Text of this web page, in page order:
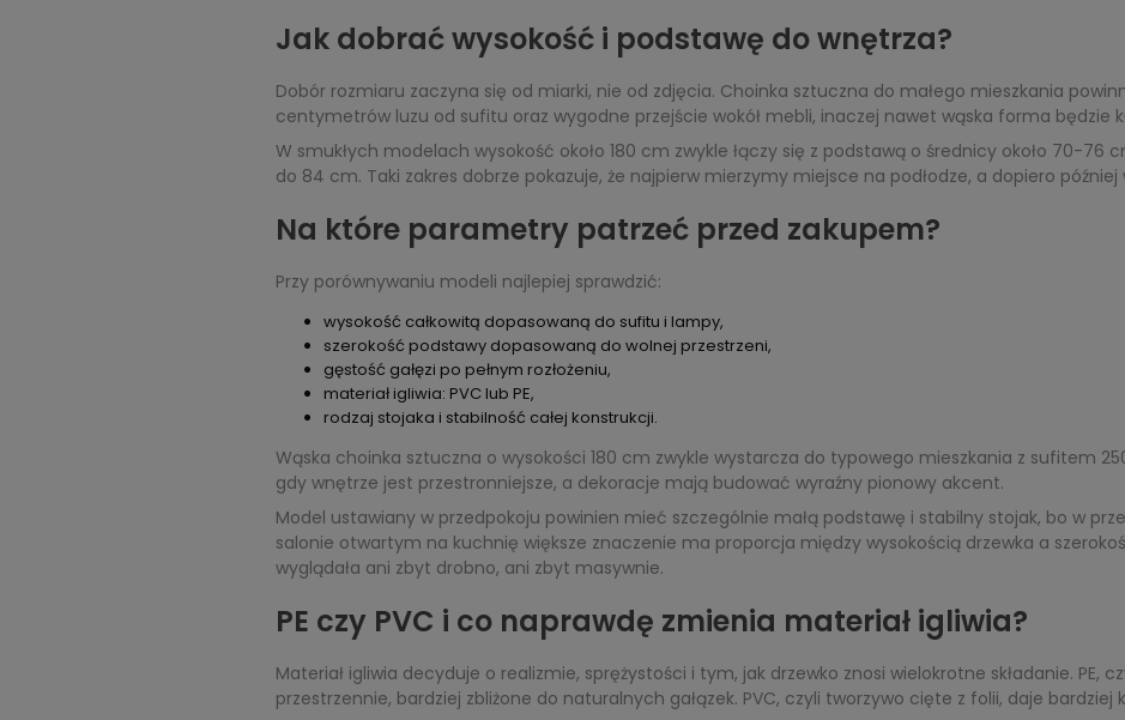
Jak dobrać wysokość i podstawę do wnętrza?
Dobór rozmiaru zaczyna się od miarki, nie od zdjęcia. Choinka sztuczna do małego mieszkania
centymetrów luzu od sufitu oraz wygodne przejście wokół mebli, inaczej nawet wąska forma będzie
W smukłych modelach wysokość około 180 cm zwykle łączy się z podstawą o średnicy około 70-76
do 84 cm. Taki zakres dobrze pokazuje, że najpierw mierzymy miejsce na podłodze, a dopiero
Na które parametry patrzeć przed zakupem?
Przy porównywaniu modeli najlepiej sprawdzić:
wysokość całkowitą dopasowaną do sufitu i lampy,
szerokość podstawy dopasowaną do wolnej przestrzeni,
gęstość gałęzi po pełnym rozłożeniu,
materiał igliwia: PVC lub PE,
rodzaj stojaka i stabilność całej konstrukcji.
Wąska choinka sztuczna o wysokości 180 cm zwykle wystarcza do typowego mieszkania z sufitem
gdy wnętrze jest przestronniejsze, a dekoracje mają budować wyraźny pionowy akcent.
Model ustawiany w przedpokoju powinien mieć szczególnie małą podstawę i stabilny stojak, bo w
salonie otwartym na kuchnię większe znaczenie ma proporcja między wysokością drzewka a
wyglądała ani zbyt drobno, ani zbyt masywnie.
PE czy PVC i co naprawdę zmienia materiał igliwia?
Materiał igliwia decyduje o realizmie, sprężystości i tym, jak drzewko znosi wielokrotne składanie. PE,
przestrzennie, bardziej zbliżone do naturalnych gałązek. PVC, czyli tworzywo cięte z folii, daje bardziej